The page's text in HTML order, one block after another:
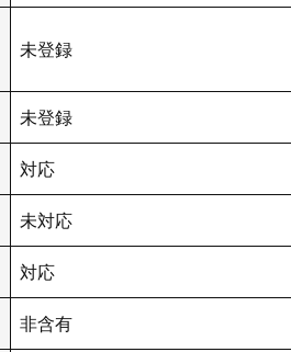
未登録
未登録
対応
未対応
対応
非含有